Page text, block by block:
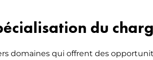
du
domaines qui offrent des